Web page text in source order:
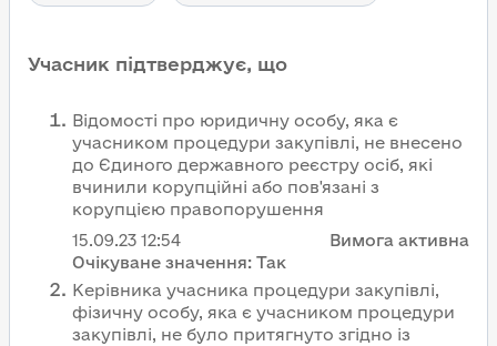
Учасник підтверджує, що
Відомості про юридичну особу, яка є
учасником процедури закупівлі, не внесено
до Єдиного державного реєстру осіб, які
вчинили корупційні або пов'язані з
корупцією правопорушення
15.09.23 12:54
Вимога активна
Очікуване значення: Так
Керівника учасника процедури закупівлі,
фізичну особу, яка є учасником процедури
закупівлі, не було притягнуто згідно із